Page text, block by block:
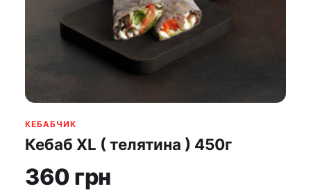
КЕБAБЧИК
Кебаб XL ( телятина ) 450г
360 грн